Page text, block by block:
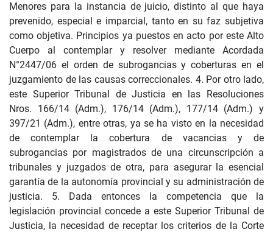
Menores para la instancia de juicio, distinto al que haya
prevenido, especial e imparcial, tanto en su faz subjetiva
como objetiva. Principios ya puestos en acto por este Alto
Cuerpo al contemplar y resolver mediante Acordada
N°2447/06 el orden de subrogancias y coberturas en el
juzgamiento de las causas correccionales. 4. Por otro lado,
este Superior Tribunal de Justicia en las Resoluciones
Nros. 166/14 (Adm.), 176/14 (Adm.), 177/14 (Adm.) y
397/21 (Adm.), entre otras, ya se ha visto en la necesidad
de contemplar la cobertura de vacancias y de
subrogancias por magistrados de una circunscripción a
tribunales y juzgados de otra, para asegurar la esencial
garantía de la autonomía provincial y su administración de
justicia. 5. Dada entonces la competencia que la
legislación provincial concede a este Superior Tribunal de
Justicia, la necesidad de receptar los criterios de la Corte